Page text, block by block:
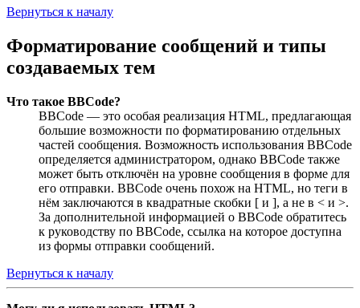
Вернуться к началу
Форматирование сообщений и типы
создаваемых тем
Что такое BBCode?
BBCode — это особая реализация HTML, предлагающая
большие возможности по форматированию отдельных
частей сообщения. Возможность использования BBCode
определяется администратором, однако BBCode также
может быть отключён на уровне сообщения в форме для
его отправки. BBCode очень похож на HTML, но теги в
нём заключаются в квадратные скобки [ и ], а не в < и >.
За дополнительной информацией о BBCode обратитесь
к руководству по BBCode, ссылка на которое доступна
из формы отправки сообщений.
Вернуться к началу